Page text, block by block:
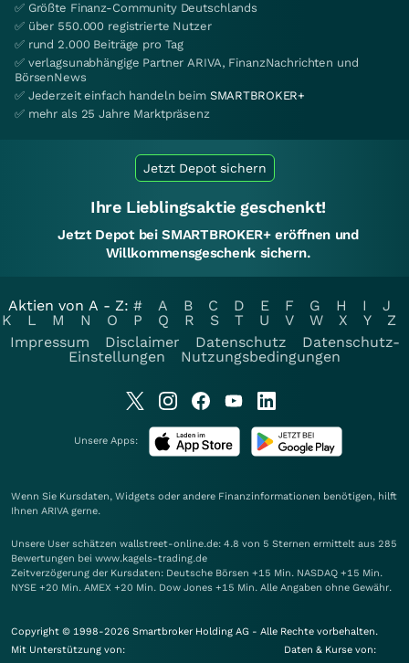
✅ Größte Finanz-Community Deutschlands
✅ über 550.000 registrierte Nutzer
✅ rund 2.000 Beiträge pro Tag
✅ verlagsunabhängige Partner ARIVA, FinanzNachrichten und
BörsenNews
✅ Jederzeit einfach handeln beim SMARTBROKER+
✅ mehr als 25 Jahre Marktpräsenz
Jetzt Depot sichern
Ihre Lieblingsaktie geschenkt!
Jetzt Depot bei SMARTBROKER+ eröffnen und
Willkommensgeschenk sichern.
Aktien von A - Z: # A B C D E F G H I
J
K
L M N O P Q R S T U V W X Y
Z
Impressum
Disclaimer Datenschutz
Datenschutz-
Einstellungen
Nutzungsbedingungen
Unsere Apps:
Wenn Sie Kursdaten, Widgets oder andere Finanzinformationen benötigen, hilft
Ihnen ARIVA gerne.
Unsere User schätzen wallstreet-online.de: 4.8 von 5 Sternen ermittelt aus 285
Bewertungen bei www.kagels-trading.de
Zeitverzögerung der Kursdaten: Deutsche Börsen +15 Min. NASDAQ +15 Min.
NYSE +20 Min. AMEX +20 Min. Dow Jones +15 Min. Alle Angaben ohne Gewähr.
Copyright © 1998-2026 Smartbroker Holding AG - Alle Rechte vorbehalten.
Mit Unterstützung von:
Daten & Kurse von: